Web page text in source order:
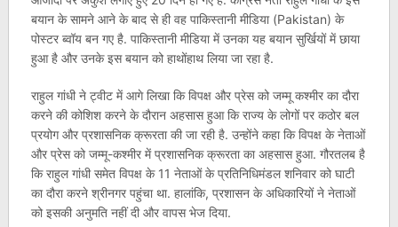
बयान के सामने आने के बाद से ही वह पाकिस्तानी मीडिया (Pakistan) के
पोस्टर ब्वॉय बन गए है. पाकिस्तानी मीडिया में उनका यह बयान सुर्खियों में छाया
हुआ है और उनके इस बयान को हाथोंहाथ लिया जा रहा है.
राहुल गांधी ने ट्वीट में आगे लिखा कि विपक्ष और प्रेस को जम्मू कश्मीर का दौरा
करने की कोशिश करने के दौरान अहसास हुआ कि राज्य के लोगों पर कठोर बल
प्रयोग और प्रशासनिक क्रूरता की जा रही है. उन्होंने कहा कि विपक्ष के नेताओं
और प्रेस को जम्मू-कश्मीर में प्रशासनिक क्रूरता का अहसास हुआ. गौरतलब है
कि राहुल गांधी समेत विपक्ष के 11 नेताओं के प्रतिनिधिमंडल शनिवार को घाटी
का दौरा करने श्रीनगर पहुंचा था. हालांकि, प्रशासन के अधिकारियों ने नेताओं
को इसकी अनुमति नहीं दी और वापस भेज दिया.